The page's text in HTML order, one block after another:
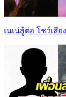
เนเน่สู้ต่อ โชว์เสีย